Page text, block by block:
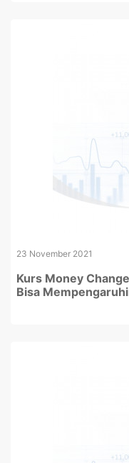
23 November 2021
Kurs Money
Bisa